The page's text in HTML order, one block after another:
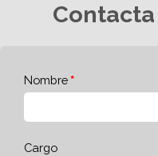
Nombre
Cargo